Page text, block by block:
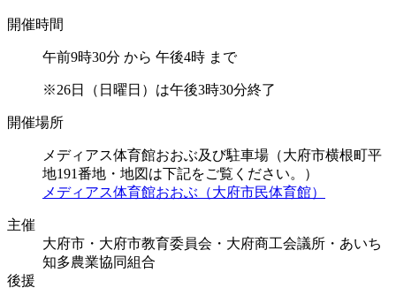
開催時間
午前9時30分 から 午後4時 まで
※26日（日曜日）は午後3時30分終了
開催場所
メディアス体育館おおぶ及び駐車場（大府市横根町平
地191番地・地図は下記をご覧ください。）
メディアス体育館おおぶ（大府市民体育館）
主催
大府市・大府市教育委員会・大府商工会議所・あいち
知多農業協同組合
後援